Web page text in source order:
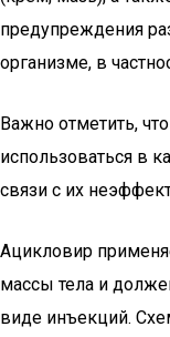
предупреждения
организме, в
Важно отметить,
использоваться в
связи с их
Ацикловир
массы тела и
виде инъекций.